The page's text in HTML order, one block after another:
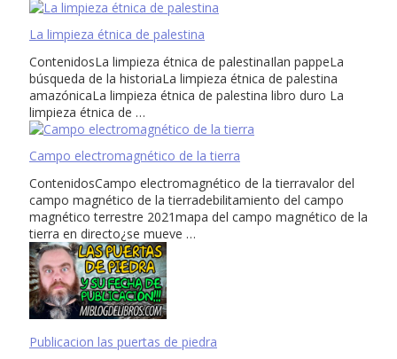
La limpieza étnica de palestina
ContenidosLa limpieza étnica de palestinaIlan pappeLa
búsqueda de la historiaLa limpieza étnica de palestina
amazónicaLa limpieza étnica de palestina libro duro La
limpieza étnica de …
Campo electromagnético de la tierra
ContenidosCampo electromagnético de la tierravalor del
campo magnético de la tierradebilitamiento del campo
magnético terrestre 2021mapa del campo magnético de la
tierra en directo¿se mueve …
Publicacion las puertas de piedra